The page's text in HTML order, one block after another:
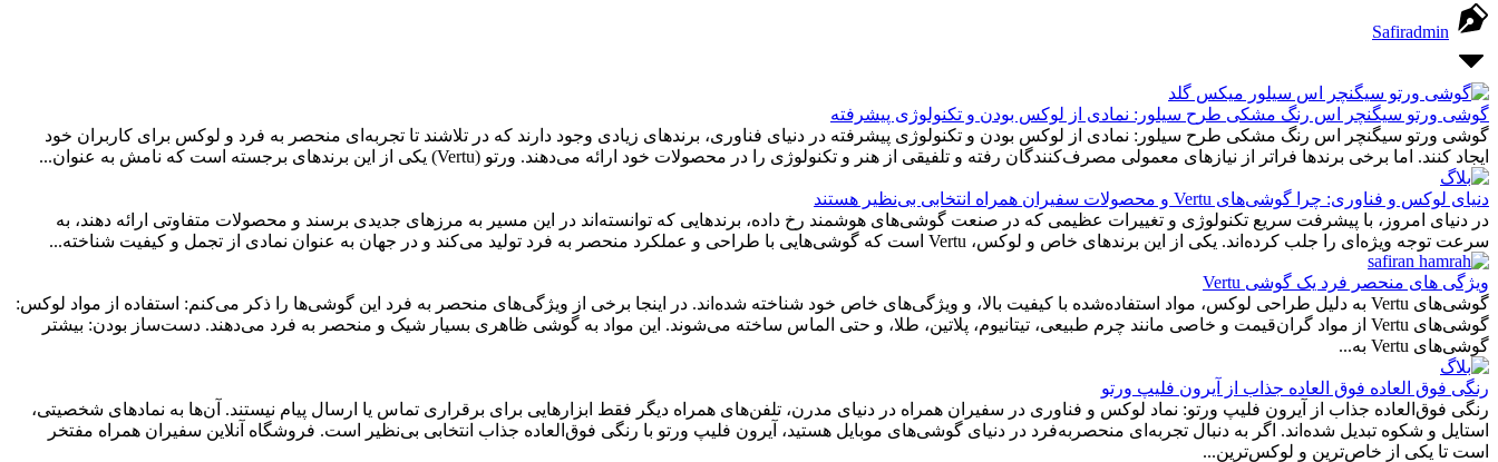
Safiradmin
گوشی ورتو سیگنچر اس رنگ مشکی طرح سیلور: نمادی از لوکس بودن و تکنولوژی پیشرفته
گوشی ورتو سیگنچر اس رنگ مشکی طرح سیلور: نمادی از لوکس بودن و تکنولوژی پیشرفته در دنیای فناوری، برندهای زیادی وجود دارند که در تلاشند تا تجربه‌ای منحصر به فرد و لوکس برای کاربران خود
ایجاد کنند. اما برخی برندها فراتر از نیازهای معمولی مصرف‌کنندگان رفته و تلفیقی از هنر و تکنولوژی را در محصولات خود ارائه می‌دهند. ورتو (Vertu) یکی از این برندهای برجسته است که نامش به عنوان...
دنیای لوکس و فناوری: چرا گوشی‌های Vertu و محصولات سفیران همراه انتخابی بی‌نظیر هستند
در دنیای امروز، با پیشرفت سریع تکنولوژی و تغییرات عظیمی که در صنعت گوشی‌های هوشمند رخ داده، برندهایی که توانسته‌اند در این مسیر به مرزهای جدیدی برسند و محصولات متفاوتی ارائه دهند، به
سرعت توجه ویژه‌ای را جلب کرده‌اند. یکی از این برندهای خاص و لوکس، Vertu است که گوشی‌هایی با طراحی و عملکرد منحصر به فرد تولید می‌کند و در جهان به عنوان نمادی از تجمل و کیفیت شناخته...
ویژگی های منحصر فرد یک گوشی Vertu
گوشی‌های Vertu به دلیل طراحی لوکس، مواد استفاده‌شده با کیفیت بالا، و ویژگی‌های خاص خود شناخته شده‌اند. در اینجا برخی از ویژگی‌های منحصر به فرد این گوشی‌ها را ذکر می‌کنم: استفاده از مواد لوکس:
گوشی‌های Vertu از مواد گران‌قیمت و خاصی مانند چرم طبیعی، تیتانیوم، پلاتین، طلا، و حتی الماس ساخته می‌شوند. این مواد به گوشی ظاهری بسیار شیک و منحصر به فرد می‌دهند. دست‌ساز بودن: بیشتر
گوشی‌های Vertu به...
رنگی فوق العاده فوق العاده جذاب از آیرون فلیپ ورتو
رنگی فوق‌العاده جذاب از آیرون فلیپ ورتو: نماد لوکس و فناوری در سفیران همراه در دنیای مدرن، تلفن‌های همراه دیگر فقط ابزارهایی برای برقراری تماس یا ارسال پیام نیستند. آن‌ها به نمادهای شخصیتی،
استایل و شکوه تبدیل شده‌اند. اگر به دنبال تجربه‌ای منحصربه‌فرد در دنیای گوشی‌های موبایل هستید، آیرون فلیپ ورتو با رنگی فوق‌العاده جذاب انتخابی بی‌نظیر است. فروشگاه آنلاین سفیران همراه مفتخر
است تا یکی از خاص‌ترین و لوکس‌ترین...